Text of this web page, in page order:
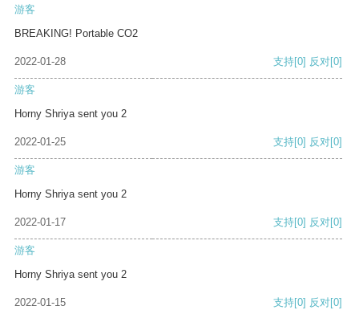
游客
BREAKING! Portable CO2
2022-01-28 支持[0] 反对[0]
游客
Horny Shriya sent you 2
2022-01-25 支持[0] 反对[0]
游客
Horny Shriya sent you 2
2022-01-17 支持[0] 反对[0]
游客
Horny Shriya sent you 2
2022-01-15 支持[0] 反对[0]